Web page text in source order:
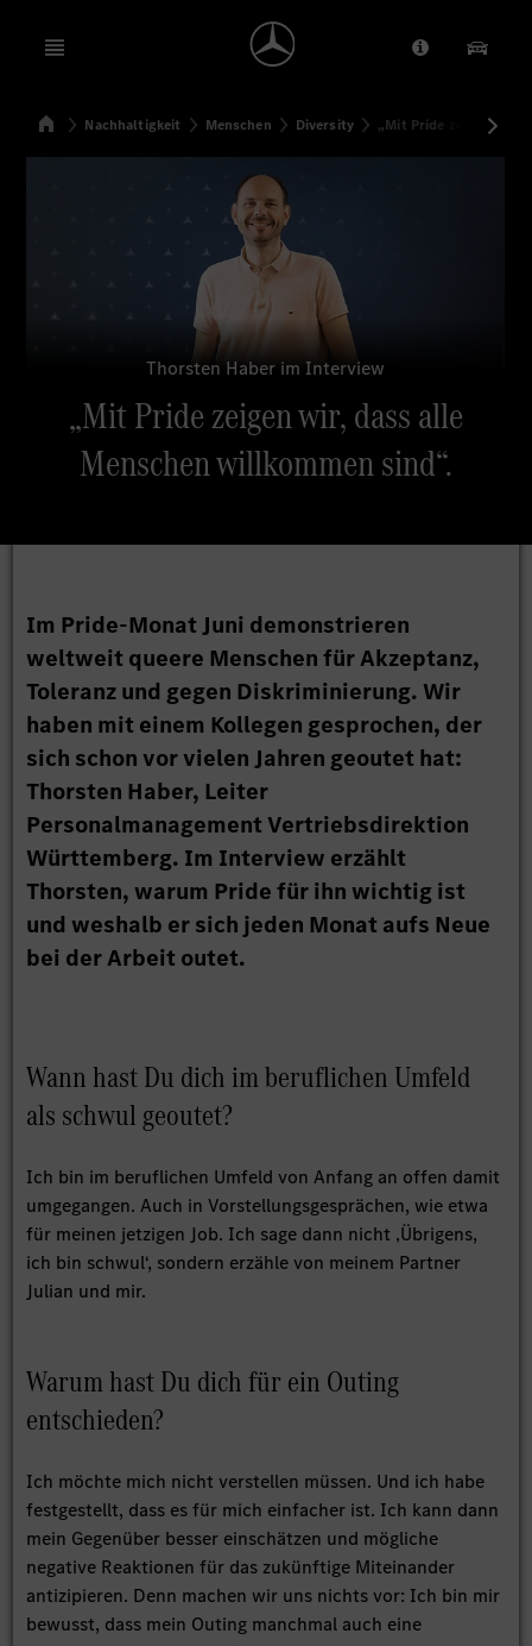
Open menu Anbieter/
SuchenStartseite
Nachhaltigkeit Menschen Diversity „Mit Pride zeigen wir,
Thorsten Haber im Interview
„Mit Pride zeigen wir, dass alle
Menschen willkommen sind“.
Im Pride-Monat Juni demonstrieren
weltweit queere Menschen für Akzeptanz,
Toleranz und gegen Diskriminierung. Wir
haben mit einem Kollegen gesprochen, der
sich schon vor vielen Jahren geoutet hat:
Thorsten Haber, Leiter
Personalmanagement Vertriebsdirektion
Württemberg. Im Interview erzählt
Thorsten, warum Pride für ihn wichtig ist
und weshalb er sich jeden Monat aufs Neue
bei der Arbeit outet.
Wann hast Du dich im beruflichen Umfeld
als schwul geoutet?
Ich bin im beruflichen Umfeld von Anfang an offen damit
umgegangen. Auch in Vorstellungsgesprächen, wie etwa
für meinen jetzigen Job. Ich sage dann nicht ‚Übrigens,
ich bin schwul‘, sondern erzähle von meinem Partner
Julian und mir.
Warum hast Du dich für ein Outing
entschieden?
Ich möchte mich nicht verstellen müssen. Und ich habe
festgestellt, dass es für mich einfacher ist. Ich kann dann
mein Gegenüber besser einschätzen und mögliche
negative Reaktionen für das zukünftige Miteinander
antizipieren. Denn machen wir uns nichts vor: Ich bin mir
bewusst, dass mein Outing manchmal auch eine